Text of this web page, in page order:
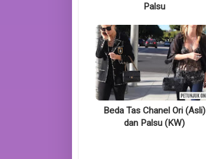
Palsu
Beda Tas Chanel Ori (Asli)
dan Palsu (KW)